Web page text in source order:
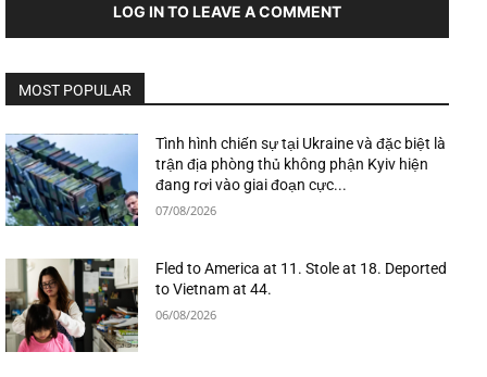
LOG IN TO LEAVE A COMMENT
MOST POPULAR
Tình hình chiến sự tại Ukraine và đặc biệt là
trận địa phòng thủ không phận Kyiv hiện
đang rơi vào giai đoạn cực...
07/08/2026
Fled to America at 11. Stole at 18. Deported
to Vietnam at 44.
06/08/2026